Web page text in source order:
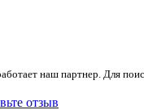
наш партнер. Для
отзыв